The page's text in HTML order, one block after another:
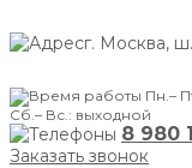
г. Москва,
Пн.–
Сб.– Вс.: выходной
8 980
Заказать звонок